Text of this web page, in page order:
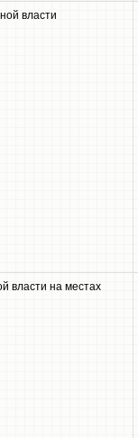
власти
власти на местах